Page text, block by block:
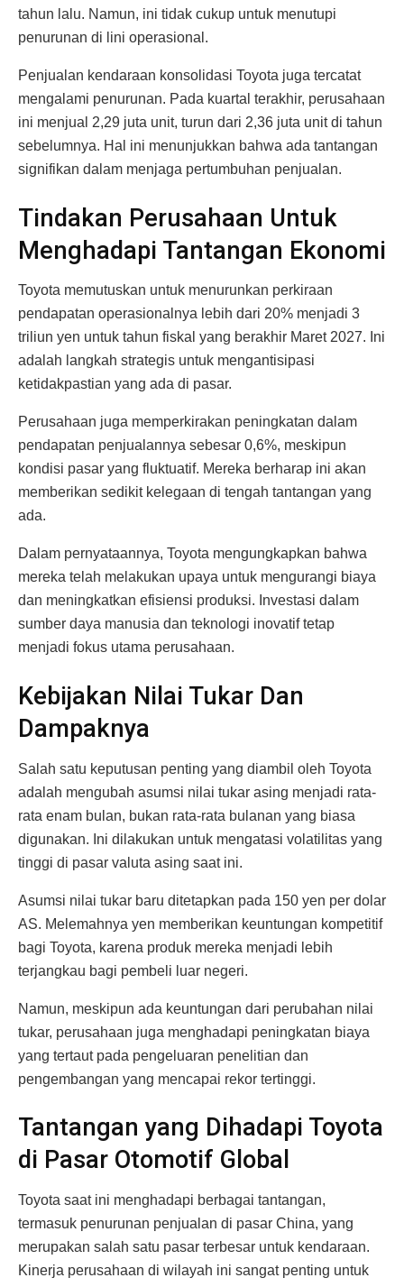
tahun lalu. Namun, ini tidak cukup untuk menutupi
penurunan di lini operasional.
Penjualan kendaraan konsolidasi Toyota juga tercatat
mengalami penurunan. Pada kuartal terakhir, perusahaan
ini menjual 2,29 juta unit, turun dari 2,36 juta unit di tahun
sebelumnya. Hal ini menunjukkan bahwa ada tantangan
signifikan dalam menjaga pertumbuhan penjualan.
Tindakan Perusahaan Untuk
Menghadapi Tantangan Ekonomi
Toyota memutuskan untuk menurunkan perkiraan
pendapatan operasionalnya lebih dari 20% menjadi 3
triliun yen untuk tahun fiskal yang berakhir Maret 2027. Ini
adalah langkah strategis untuk mengantisipasi
ketidakpastian yang ada di pasar.
Perusahaan juga memperkirakan peningkatan dalam
pendapatan penjualannya sebesar 0,6%, meskipun
kondisi pasar yang fluktuatif. Mereka berharap ini akan
memberikan sedikit kelegaan di tengah tantangan yang
ada.
Dalam pernyataannya, Toyota mengungkapkan bahwa
mereka telah melakukan upaya untuk mengurangi biaya
dan meningkatkan efisiensi produksi. Investasi dalam
sumber daya manusia dan teknologi inovatif tetap
menjadi fokus utama perusahaan.
Kebijakan Nilai Tukar Dan
Dampaknya
Salah satu keputusan penting yang diambil oleh Toyota
adalah mengubah asumsi nilai tukar asing menjadi rata-
rata enam bulan, bukan rata-rata bulanan yang biasa
digunakan. Ini dilakukan untuk mengatasi volatilitas yang
tinggi di pasar valuta asing saat ini.
Asumsi nilai tukar baru ditetapkan pada 150 yen per dolar
AS. Melemahnya yen memberikan keuntungan kompetitif
bagi Toyota, karena produk mereka menjadi lebih
terjangkau bagi pembeli luar negeri.
Namun, meskipun ada keuntungan dari perubahan nilai
tukar, perusahaan juga menghadapi peningkatan biaya
yang tertaut pada pengeluaran penelitian dan
pengembangan yang mencapai rekor tertinggi.
Tantangan yang Dihadapi Toyota
di Pasar Otomotif Global
Toyota saat ini menghadapi berbagai tantangan,
termasuk penurunan penjualan di pasar China, yang
merupakan salah satu pasar terbesar untuk kendaraan.
Kinerja perusahaan di wilayah ini sangat penting untuk